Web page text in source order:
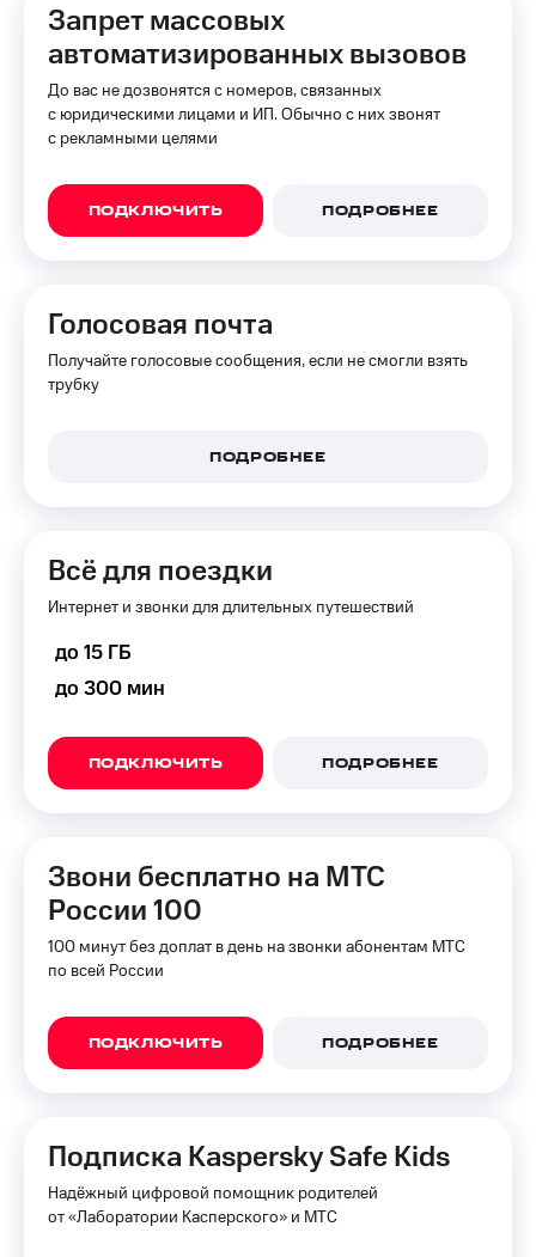
Запрет массовых
автоматизированных вызовов
До вас не дозвонятся с номеров, связанных
с юридическими лицами и ИП. Обычно с них звонят
с рекламными целями
ПОДКЛЮЧИТЬ ПОДРОБНЕЕ
Голосовая почта
Получайте голосовые сообщения, если не смогли взять
трубку
ПОДРОБНЕЕ
Всё для поездки
Интернет и звонки для длительных путешествий
до 15 ГБ
до 300 мин
ПОДКЛЮЧИТЬ ПОДРОБНЕЕ
Звони бесплатно на МТС
России 100
100 минут без доплат в день на звонки абонентам МТС
по всей России
ПОДКЛЮЧИТЬ ПОДРОБНЕЕ
Подписка Kaspersky Safe Kids
Надёжный цифровой помощник родителей
от «Лаборатории Касперского» и МТС